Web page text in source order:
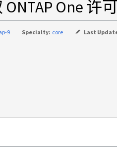
One 许
9 Specialty: core Last